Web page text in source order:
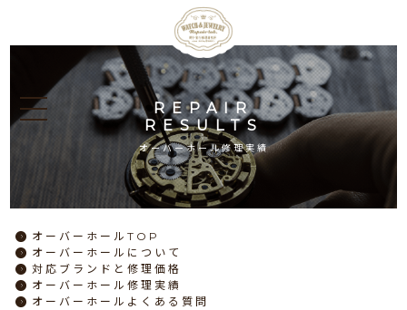
REPAIR
RESULTS
オーバーホール修理実績
オーバーホールTOP
オーバーホール について
対応ブランドと修理価格
オーバーホール修理実績
オーバーホール よくある質問